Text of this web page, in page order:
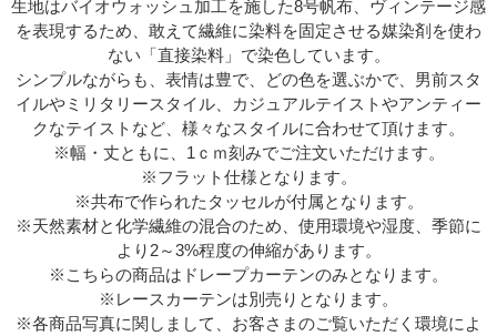
生地はバイオウォッシュ加工を施した8号帆布、ヴィンテージ感
を表現するため、敢えて繊維に染料を固定させる媒染剤を使わ
ない「直接染料」で染色しています。
シンプルながらも、表情は豊で、どの色を選ぶかで、男前スタ
イルやミリタリースタイル、カジュアルテイストやアンティー
クなテイストなど、様々なスタイルに合わせて頂けます。
※幅・丈ともに、1ｃｍ刻みでご注文いただけます。
※フラット仕様となります。
※共布で作られたタッセルが付属となります。
※天然素材と化学繊維の混合のため、使用環境や湿度、季節に
より2～3%程度の伸縮があります。
※こちらの商品はドレープカーテンのみとなります。
※レースカーテンは別売りとなります。
※各商品写真に関しまして、お客さまのご覧いただく環境によ